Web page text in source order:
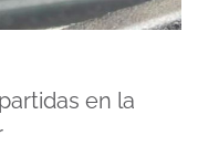
en la